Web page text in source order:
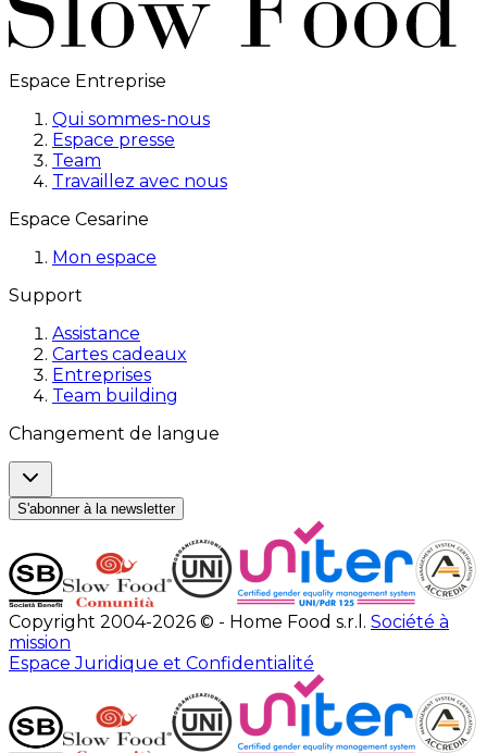
Espace Entreprise
Qui sommes-nous
Espace presse
Team
Travaillez avec nous
Espace Cesarine
Mon espace
Support
Assistance
Cartes cadeaux
Entreprises
Team building
Changement de langue
S'abonner à la newsletter
Copyright 2004-2026 © - Home Food s.r.l. Société à
mission
Espace Juridique et Confidentialité